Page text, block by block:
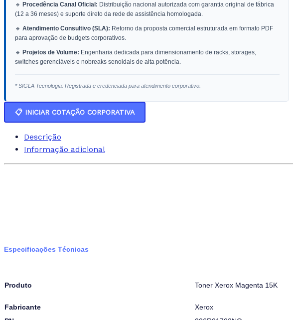
🔹 Procedência Canal Oficial: Distribuição nacional autorizada com garantia original de fábrica
(12 a 36 meses) e suporte direto da rede de assistência homologada.
🔹 Atendimento Consultivo (SLA): Retorno da proposta comercial estruturada em formato PDF
para aprovação de budgets corporativos.
🔹 Projetos de Volume: Engenharia dedicada para dimensionamento de racks, storages,
switches gerenciáveis e nobreaks senoidais de alta potência.
* SIGLA Tecnologia: Registrada e credenciada para atendimento corporativo.
📋 INICIAR COTAÇÃO CORPORATIVA
Descrição
Informação adicional
Especificações Técnicas
Produto Toner Xerox Magenta 15K
Fabricante
Xerox